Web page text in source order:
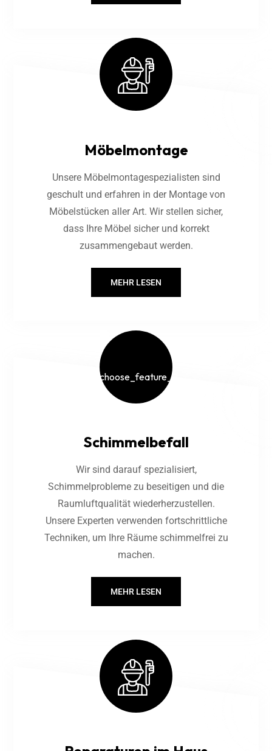
Möbelmontage
Unsere Möbelmontagespezialisten sind
geschult und erfahren in der Montage von
Möbelstücken aller Art. Wir stellen sicher,
dass Ihre Möbel sicher und korrekt
zusammengebaut werden.
MEHR LESEN
Schimmelbefall
Wir sind darauf spezialisiert,
Schimmelprobleme zu beseitigen und die
Raumluftqualität wiederherzustellen.
Unsere Experten verwenden fortschrittliche
Techniken, um Ihre Räume schimmelfrei zu
machen.
MEHR LESEN